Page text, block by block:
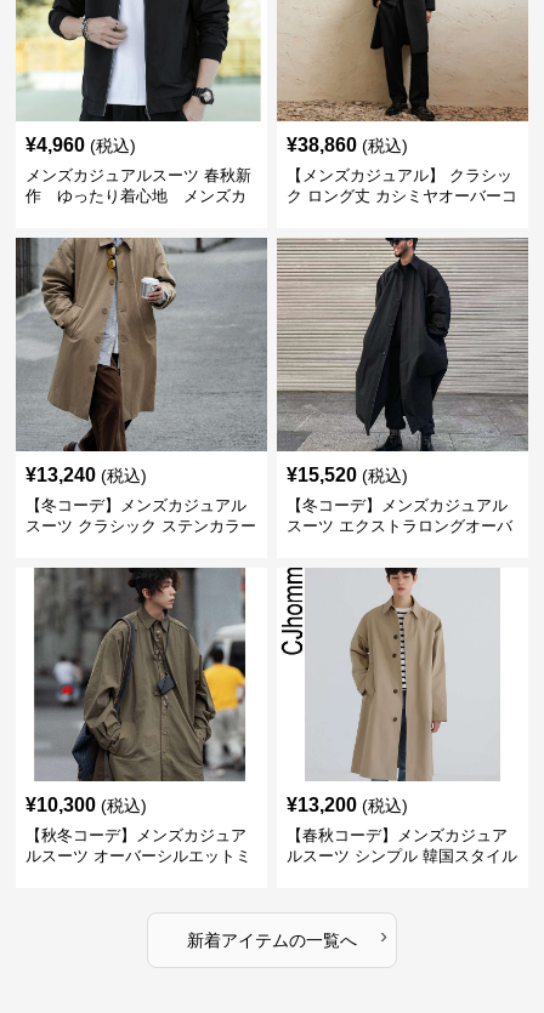
¥4,960 (税込)
メンズカジュアルスーツ 春秋新
作 ゆったり着心地 メンズカ
¥38,860 (税込)
【メンズカジュアル】 クラシッ
ク ロング丈 カシミヤオーバーコ
¥13,240 (税込)
【冬コーデ】メンズカジュアル
スーツ クラシック ステンカラー
¥15,520 (税込)
【冬コーデ】メンズカジュアル
スーツ エクストラロングオーバ
¥10,300 (税込)
【秋冬コーデ】メンズカジュア
ルスーツ オーバーシルエットミ
¥13,200 (税込)
【春秋コーデ】メンズカジュア
ルスーツ シンプル 韓国スタイル
新着アイテムの一覧へ ›